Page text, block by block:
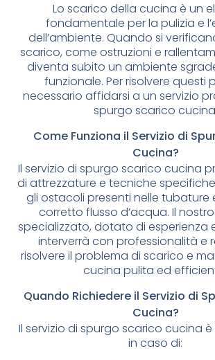
Lo scarico della cucina è un
fondamentale per la pulizia e
dell’ambiente. Quando si
scarico, come ostruzioni e
diventa subito un ambiente
funzionale. Per risolvere questi
necessario affidarsi a un servizio
spurgo scarico
Come Funziona il Servizio di
Cucina?
Il servizio di spurgo scarico cucina
di attrezzature e tecniche
gli ostacoli presenti nelle tubature
corretto flusso d’acqua. Il
specializzato, dotato di esperienza
interverrà con professionalità e
risolvere il problema di scarico e
cucina pulita ed
Quando Richiedere il Servizio di
Cucina?
Il servizio di spurgo scarico cucina
in caso di: